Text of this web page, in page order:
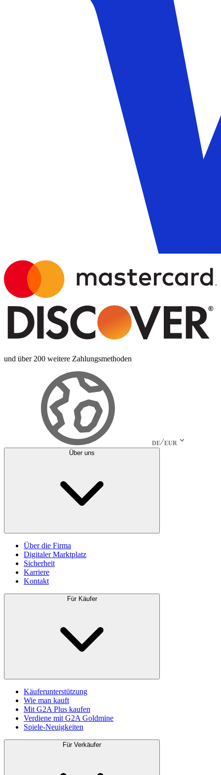
und über 200 weitere Zahlungsmethoden
DE EUR
Über uns
Über die Firma
Digitaler Marktplatz
Sicherheit
Karriere
Kontakt
Für Käufer
Käuferunterstützung
Wie man kauft
Mit G2A Plus kaufen
Verdiene mit G2A Goldmine
Spiele-Neuigkeiten
Für Verkäufer